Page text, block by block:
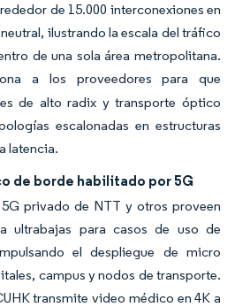
de 15.000 interconexiones en
ilustrando la escala del tráfico
de una sola área metropolitana.
a los proveedores para que
de alto radix y transporte óptico
escalonadas en estructuras
latencia.
de borde habilitado por 5G
privado de NTT y otros proveen
ultrabajas para casos de uso de
el despliegue de micro
campus y nodos de transporte.
transmite video médico en 4K a